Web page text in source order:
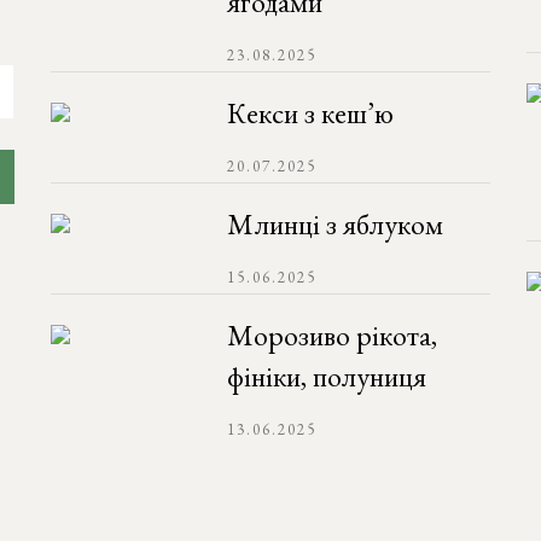
23.08.2025
Кекси з кеш’ю
20.07.2025
Млинці з яблуком
15.06.2025
Морозиво рікота,
фініки, полуниця
13.06.2025